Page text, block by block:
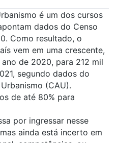
é um dos cursos
dados do Censo
Como resultado, o
vem em uma crescente,
de 2020, para 212 mil
segundo dados do
(CAU).
de até 80% para
por ingressar nesse
ainda está incerto em